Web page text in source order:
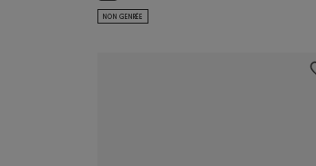
NON GENRÉE